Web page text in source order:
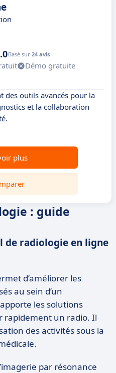
Basé sur 24 avis
Démo gratuite
des outils avancés pour la
et la collaboration
plus
: guide
de radiologie en ligne
d’améliorer les
au sein d’un
les solutions
rapidement un radio. Il
des activités sous la
par résonance